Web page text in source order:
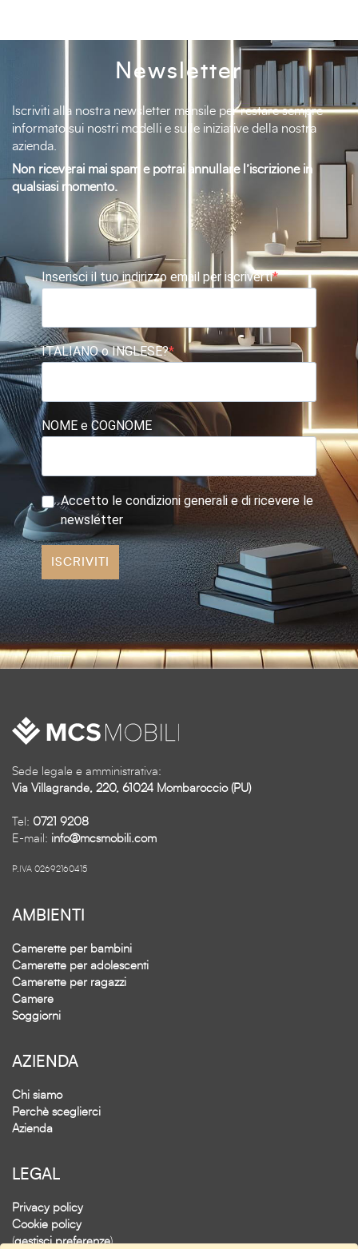
Newsletter
Iscriviti alla nostra newsletter mensile per restare sempre
informato sui nostri modelli e sulle iniziative della nostra
azienda.
Non riceverai mai spam e potrai annullare l’iscrizione in
qualsiasi momento.
Inserisci il tuo indirizzo email per iscriverti
ITALIANO o INGLESE?
NOME e COGNOME
Accetto le condizioni generali e di ricevere le
newsletter
ISCRIVITI
Sede legale e amministrativa:
Via Villagrande, 220, 61024 Mombaroccio (PU)
Tel: 0721 9208
E-mail: info@mcsmobili.com
P.IVA 02692160415
AMBIENTI
Camerette per bambini
Camerette per adolescenti
Camerette per ragazzi
Camere
Soggiorni
AZIENDA
Chi siamo
Perchè sceglierci
Azienda
LEGAL
Privacy policy
Cookie policy
(gestisci preferenze)